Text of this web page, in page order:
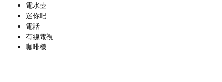
電水壺
迷你吧
電話
有線電視
咖啡機